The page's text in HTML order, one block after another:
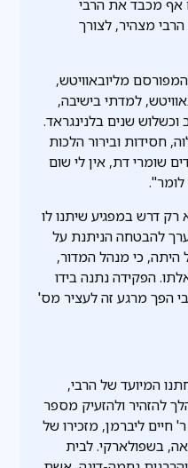
אף מכבד את הרבי
מצהיר, לצורך
מליובאוויטש,
למדתי בישיבה,
וכשלוש שנים בלנינגראד.
חסידות ובירור הלכות
שומרי דת, אין לי שום
לומר".
רק דרש במפגיע שיתנו לו
להבטחה הניתנת על
היתה, כי מנהל המדור,
הפקידה נתנה בידו
הפך מרגע זה לעציר מס'
המיועד של הרבי,
להזהיר ולהזעיק מספר
חיים ליברמן, מזכירו של
בשפולארקי. לבית